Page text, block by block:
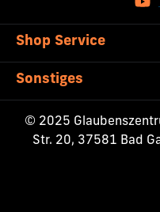
Shop Service
Sonstiges
© 2025
Str. 20, 37581 Bad